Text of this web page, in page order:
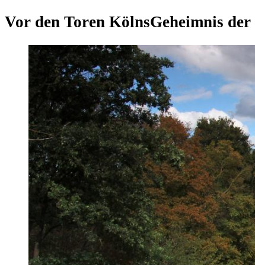
Vor den Toren KölnsGeheimnis